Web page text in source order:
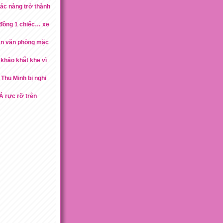
nàng trở thành
1 chiếc… xe
văn phòng mặc
khắt khe vì
Minh bị nghi
rực rỡ trên